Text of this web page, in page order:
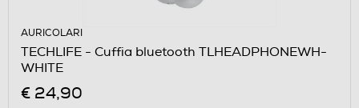
AURICOLARI
TECHLIFE - Cuffia bluetooth TLHEADPHONEWH-
WHITE
€ 24,90